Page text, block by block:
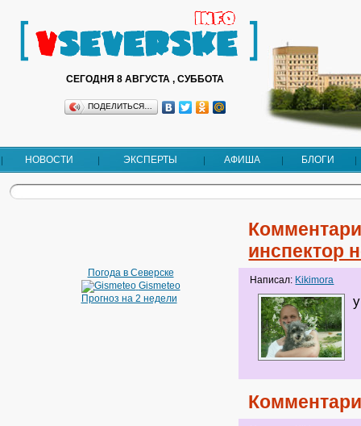
СЕГОДНЯ 8 АВГУСТА , СУББОТА
ПОДЕЛИТЬСЯ…
НОВОСТИ ЭКСПЕРТЫ АФИША БЛОГИ
Погода в Северске
Gismeteo
Прогноз на 2 недели
инспектор
Написал: Kikimora